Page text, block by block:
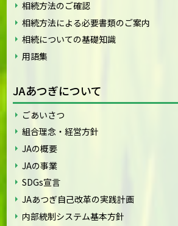
相続方法のご確認
相続方法による必要書類のご案内
相続についての基礎知識
用語集
JAあつぎについて
ごあいさつ
組合理念・経営方針
JAの概要
JAの事業
SDGs宣言
JAあつぎ自己改革の実践計画
内部統制システム基本方針